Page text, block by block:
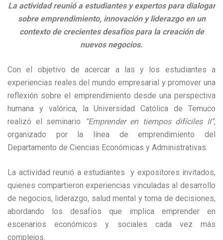
La actividad reunió a estudiantes y expertos para dialogar
sobre emprendimiento, innovación y liderazgo en un
contexto de crecientes desafíos para la creación de
nuevos negocios.
Con el objetivo de acercar a las y los estudiantes a
experiencias reales del mundo empresarial y promover una
reflexión sobre el emprendimiento desde una perspectiva
humana y valórica, la Universidad Católica de Temuco
realizó el seminario
“Emprender en tiempos difíciles II”,
organizado por la línea de emprendimiento del
Departamento de Ciencias Económicas y Administrativas.
La actividad reunió a estudiantes y expositores invitados,
quienes compartieron experiencias vinculadas al desarrollo
de negocios, liderazgo, salud mental y toma de decisiones,
abordando los desafíos que implica emprender en
escenarios económicos y sociales cada vez más
complejos.